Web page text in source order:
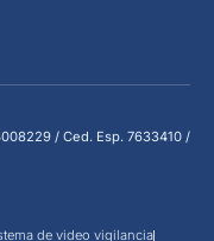
/ Ced. Esp. 7633410 /
de video vigilancia